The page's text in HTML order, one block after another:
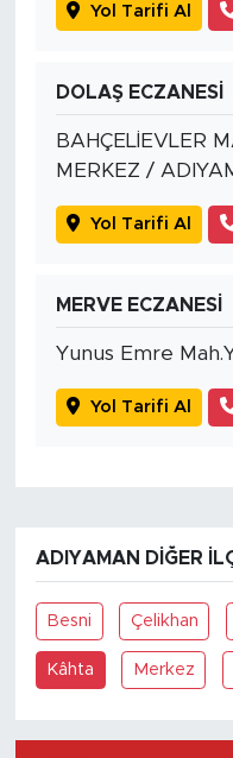
Yol Tarifi Al
DOLAŞ ECZANESİ
BAHÇELİEVLER
MERKEZ /
Yol Tarifi Al
MERVE ECZANESİ
Yunus Emre
Yol Tarifi Al
ADIYAMAN DIĞER
Besni Çelikhan
Kâhta Merkez